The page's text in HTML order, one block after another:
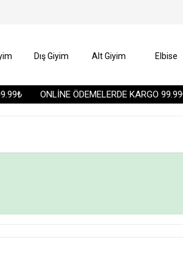
ONLİNE ÖDEMELERDE KARGO 99.99₺
Dış Giyim Alt Giyim Elbise